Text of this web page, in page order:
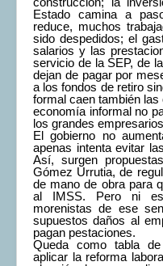
construcción; la
Estado camina a
reduce, muchos
sido despedidos; el
salarios y las
servicio de la SEP, de
dejan de pagar por
a los fondos de retiro
formal caen también
economía informal no
los grandes
El gobierno no
apenas intenta evitar
Así, surgen
Gómez Urrutia, de
de mano de obra para
al IMSS. Pero ni
morenistas de ese
supuestos daños al
pagan pestaciones.
Queda como tabla
aplicar la reforma